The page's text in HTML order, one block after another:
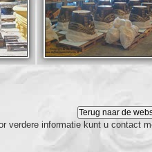
verdere informatie kunt u contact